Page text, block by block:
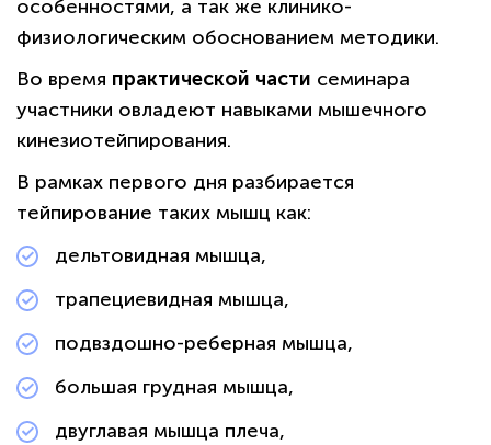
особенностями, а так же клинико-
физиологическим обоснованием методики.
Во время практической части семинара
участники овладеют навыками мышечного
кинезиотейпирования.
В рамках первого дня разбирается
тейпирование таких мышц как:
дельтовидная мышца,
трапециевидная мышца,
подвздошно-реберная мышца,
большая грудная мышца,
двуглавая мышца плеча,